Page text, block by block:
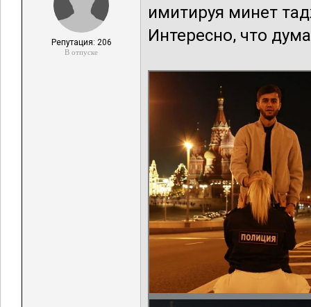
Репутация: 206
В отпуске
имитируя минет
Интересно, что